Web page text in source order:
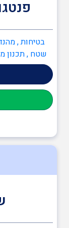
בטיחות ,
שטח , תכנון
הבנייה ,